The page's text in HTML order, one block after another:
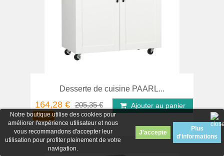
Notre boutique utilise des cookies pour
améliorer l'expérience utilisateur et nous
vous recommandons d'accepter leur
utilisation pour profiter pleinement de votre
navigation.
Plus
d'informations
Desserte de cuisine PAARL...
164,28 € 205,35 €
-20%
Ajouter au panier